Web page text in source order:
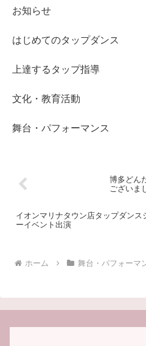
お知らせ
はじめてのタップダンス
上達するタップ指導
文化・教育活動
舞台・パフォーマンス
博多どん
ございま
イオンマリナタウン店タップダンス
ーイベント出演
ホーム 舞台・パフォーマ